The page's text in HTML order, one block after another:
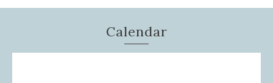
Calendar